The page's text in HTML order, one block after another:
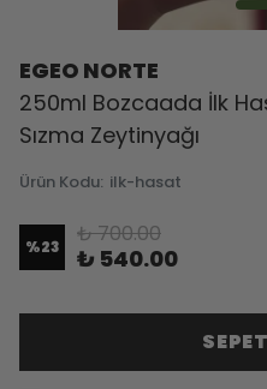
EGEO NORTE
250ml Bozcaada İlk
Sızma Zeytinyağı
Ürün Kodu: ilk-hasat
%23 ₺ 700.00
₺ 540.00